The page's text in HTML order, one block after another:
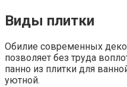
Виды плитки
Обилие современных
позволяет без труда
панно из плитки для
уютной.